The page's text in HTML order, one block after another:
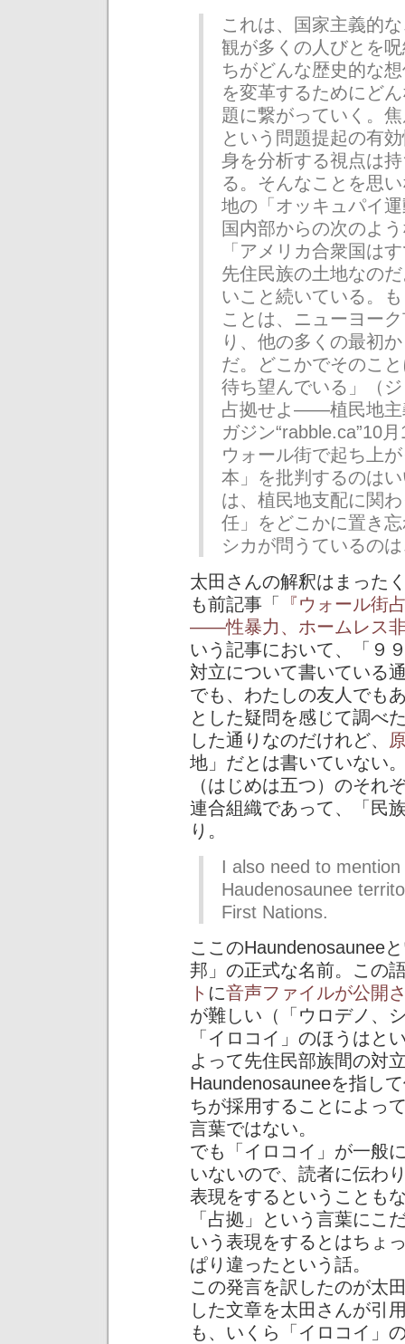
これは、国家主義的
観が多くの人びとを
ちがどんな歴史的な
を変革するためにど
題に繋がっていく。
という問題提起の有
身を分析する視点は
る。そんなことを思
地の「オッキュパイ
国内部からの次のよ
「アメリカ合衆国は
先住民族の土地なの
いこと続いている。
ことは、ニューヨー
り、他の多くの最初
だ。どこかでそのこ
待ち望んでいる」（
占拠せよ――植民地主
ガジン“rabble.ca”10
ウォール街で起ち上
本」を批判するのは
は、植民地支配に関
任」をどこかに置き
シカが問うているの
太田さんの解釈はまった
も前記事「
『ウォール街
――性暴力、ホームレス
いう記事において、「９
対立について書いている
でも、わたしの友人でも
とした疑問を感じて調べ
した通りなのだけれど、
地」だとは書いていない
（はじめは五つ）のそれ
連合組織であって、「民
り。
I also need to
Haudenosaunee
First Nations.
ここのHaundenosaunee
邦」の正式な名前。この
ト に音声ファイルが公開
が難しい（「ウロデノ、
「イロコイ」のほうはと
よって先住民部族間の対
Haundenosauneeを指し
ちが採用することによっ
言葉ではない。
でも「イロコイ」が一般
いないので、読者に伝わ
表現をするということも
「占拠」という言葉にこ
いう表現をするとはちょ
ぱり違ったという話。
この発言を訳したのが太
した文章を太田さんが引
も、いくら「イロコイ」